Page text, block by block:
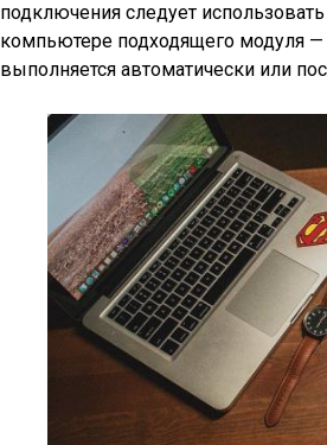
подключения следует
компьютере подходящего модуля —
выполняется автоматически или